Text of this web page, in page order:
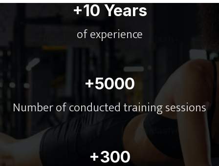
+10 Years
of experience
+5000
Number of conducted training sessions
+300